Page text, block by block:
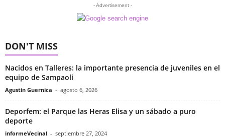
- Advertisement -
DON'T MISS
Nacidos en Talleres: la importante presencia de juveniles en el
equipo de Sampaoli
Agustin Guernica - agosto 6, 2026
Deporfem: el Parque las Heras Elisa y un sábado a puro
deporte
informeVecinal - septiembre 27, 2024